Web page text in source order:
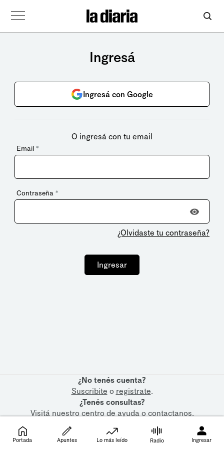
Ingresá
Ingresá con Google
O ingresá con tu email
Email *
Contraseña *
¿Olvidaste tu contraseña?
Ingresar
¿No tenés cuenta?
Suscribite o registrate.
¿Tenés consultas?
Visitá nuestrocentro de ayudaocontactanos.
Portada Apuntes Lo más leído Radio Ingresar